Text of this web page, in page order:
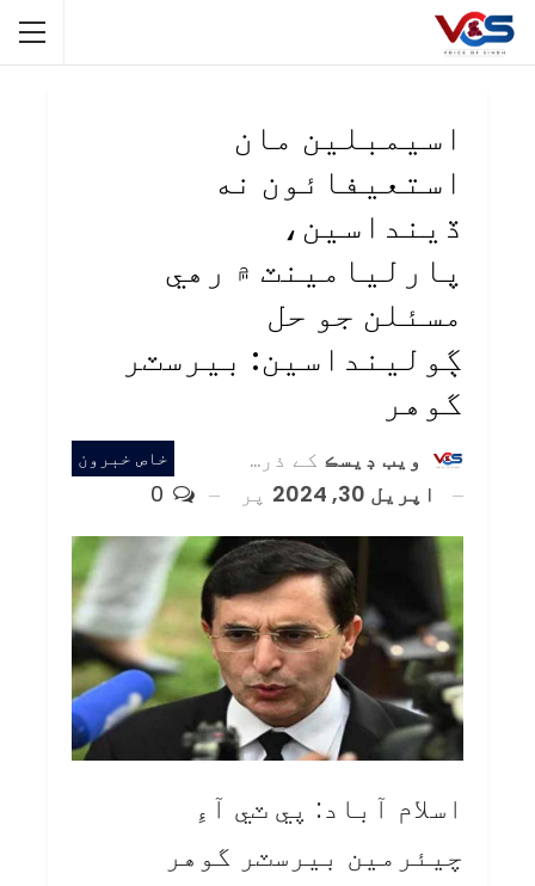
اسيمبلين مان
استعيفائون نه
ڏينداسين،
پارليامينٽ ۾ رهي
مسئلن جو حل
ڳولينداسين: بيرسٽر
گوهر
خاص خبرون ويب ڊيسڪ کے ذریعہ
اپریل 30, 2024
پر
اسلام آباد: پي ٽي آءِ
چيئرمين بيرسٽر گوهر